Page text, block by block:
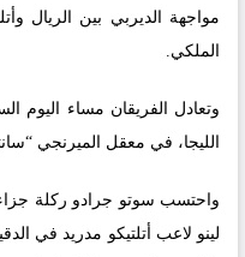
مواجهة الديربي بين الريال
الملكي.
الليجا، في معقل الميرنجي
واحتسب سوتو جرادو ركلة